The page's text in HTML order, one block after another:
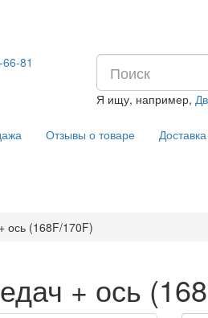
81
Я ищу, например,
Отзывы о товаре Доставка
ось (168F/170F)
+ ось